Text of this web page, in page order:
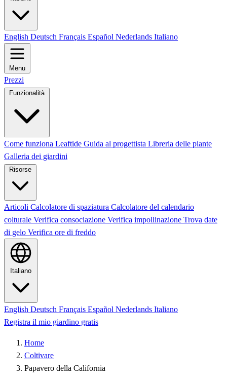
English Deutsch Français Español Nederlands Italiano
Menu
Prezzi
Funzionalità
Come funziona Leaftide Guida al progettista Libreria delle piante
Galleria dei giardini
Risorse
Articoli Calcolatore di spaziatura Calcolatore del calendario
colturale Verifica consociazione Verifica impollinazione Trova date
di gelo Verifica ore di freddo
Italiano
English Deutsch Français Español Nederlands Italiano
Registra il mio giardino gratis
Home
Coltivare
Papavero della California